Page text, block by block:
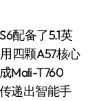
配备了5.1英
四颗A57核心
Mali-T760
递出智能手